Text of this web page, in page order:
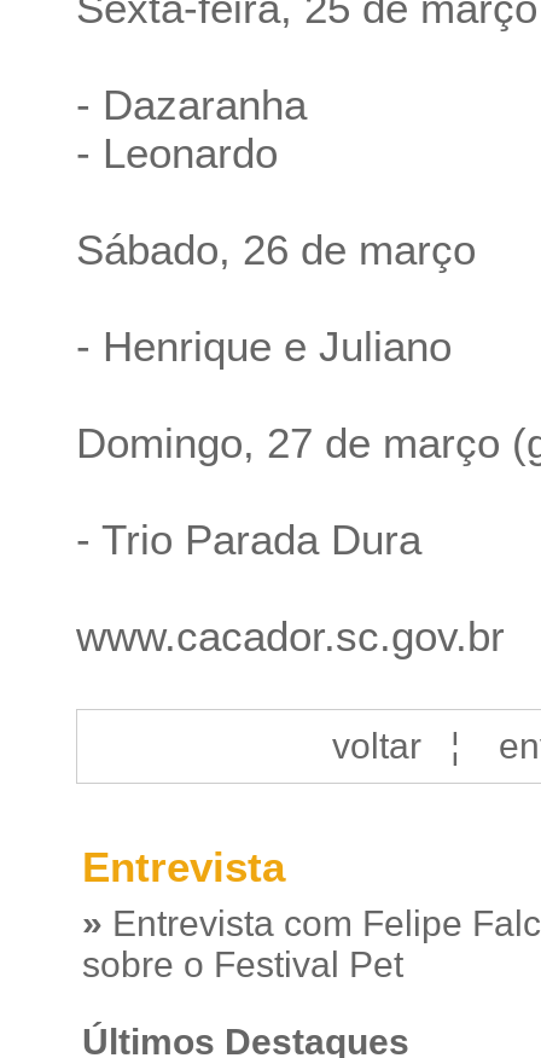
- Dazaranha
- Leonardo
Sábado, 26 de março
- Henrique e Juliano
Domingo, 27 de março
- Trio Parada Dura
www.cacador.sc.gov.br
voltar¦
Entrevista
» Entrevista com Felipe
sobre o Festival Pet
Últimos Destaques